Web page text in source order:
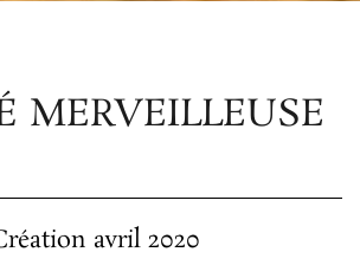
MERVEILLEUSE
avril 2020